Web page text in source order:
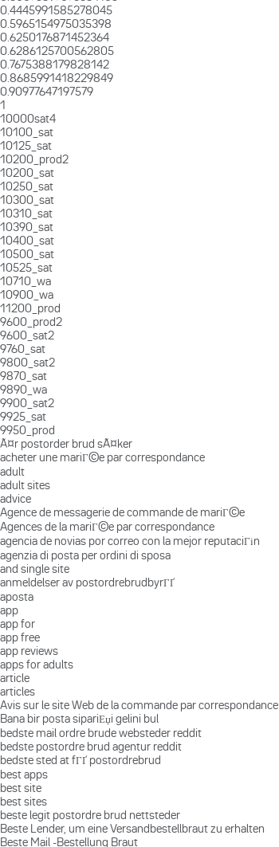
0.4445991585278045
0.5965154975035398
0.6250176871452364
0.6286125700562805
0.7675388179828142
0.8685991418229849
0.90977647197579
1
10000sat4
10100_sat
10125_sat
10200_prod2
10200_sat
10250_sat
10300_sat
10310_sat
10390_sat
10400_sat
10500_sat
10525_sat
10710_wa
10900_wa
11200_prod
9600_prod2
9600_sat2
9760_sat
9800_sat2
9870_sat
9890_wa
9900_sat2
9925_sat
9950_prod
Ã¤r postorder brud sÃ¤ker
acheter une mariГ©e par correspondance
adult
adult sites
advice
Agence de messagerie de commande de mariГ©e
Agences de la mariГ©e par correspondance
agencia de novias por correo con la mejor reputaciГіn
agenzia di posta per ordini di sposa
and single site
anmeldelser av postordrebrudbyrГҐ
aposta
app
app for
app free
app reviews
apps for adults
article
articles
Avis sur le site Web de la commande par correspondance
Bana bir posta sipariЕџi gelini bul
bedste mail ordre brude websteder reddit
bedste postordre brud agentur reddit
bedste sted at fГҐ postordrebrud
best apps
best site
best sites
beste legit postordre brud nettsteder
Beste Lender, um eine Versandbestellbraut zu erhalten
Beste Mail -Bestellung Braut